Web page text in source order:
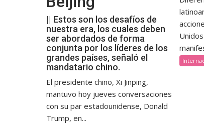
|| Estos son los desafíos de
nuestra era, los cuales deben
ser abordados de forma
conjunta por los líderes de los
grandes países, señaló el
mandatario chino.
El presidente chino, Xi Jinping,
mantuvo hoy jueves conversaciones
con su par estadounidense, Donald
Trump, en...